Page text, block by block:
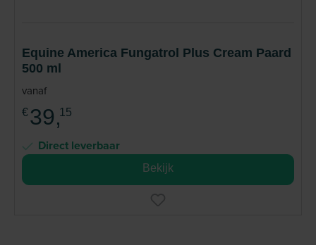
Equine America Fungatrol Plus Cream Paard
500 ml
vanaf
€ 39,15
Direct leverbaar
Bekijk